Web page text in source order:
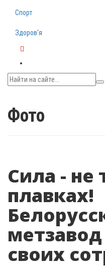
Спорт
Здоров‘я
Фото
Сила - не
плавках!
своих